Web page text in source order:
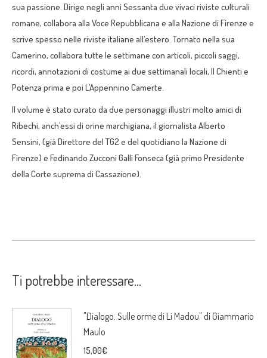
sua passione. Dirige negli anni Sessanta due vivaci riviste culturali
romane, collabora alla Voce Repubblicana e alla Nazione di Firenze e
scrive spesso nelle riviste italiane all’estero. Tornato nella sua
Camerino, collabora tutte le settimane con articoli, piccoli saggi,
ricordi, annotazioni di costume ai due settimanali locali, Il Chienti e
Potenza prima e poi L’Appennino Camerte.
Il volume è stato curato da due personaggi illustri molto amici di
Ribechi, anch’essi di orine marchigiana, il giornalista Alberto
Sensini, (già Direttore del TG2 e del quotidiano la Nazione di
Firenze) e Fedinando Zucconi Galli Fonseca (già primo Presidente
della Corte suprema di Cassazione).
Ti potrebbe interessare…
"Dialogo. Sulle orme di Li Madou" di Giammario
Maulo
15,00€